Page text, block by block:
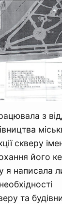
з
скверу
його
я написала
та